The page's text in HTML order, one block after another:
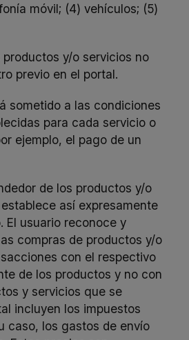
móvil; (4) vehículos; (5)
y/o servicios no
previo en el portal.
sometido a las condiciones
para cada servicio o
ejemplo, el pago de un
de los productos y/o
así expresamente
El usuario reconoce y
compras de productos y/o
con el respectivo
de los productos y no con
y servicios que se
incluyen los impuestos
caso, los gastos de envío